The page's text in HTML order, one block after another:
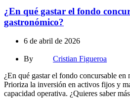
¿En qué gastar el fondo
gastronómico?
6 de abril de 2026
By
Cristian Figueroa
¿En qué gastar el fondo concursable
Prioriza la inversión en activos fijos y
capacidad operativa. ¿Quieres saber